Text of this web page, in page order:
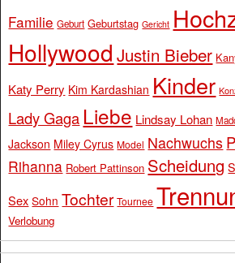
Familie Geburt Geburtstag Gericht
Hollywood Justin Bieber
Katy Perry Kim Kardashian Kinder
Lady Gaga Liebe Lindsay Lohan
Jackson Miley Cyrus Model Nachwuchs
Rihanna Robert Pattinson Scheidung
Sex Sohn Tochter Tournee
Verlobung